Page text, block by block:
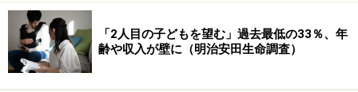
「2人目の子どもを望む」過去最低の33％、年
齢や収入が壁に（明治安田生命調査）